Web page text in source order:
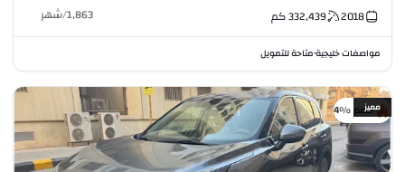
2018
332,439كم 1,863
/شهر
مواصفات خليجية•متاحة للتمويل
خصم %4مميز